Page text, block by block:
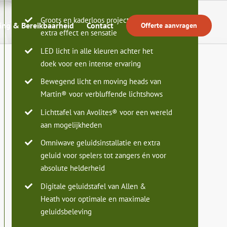
& Bereikbaarheid Contact Offerte aanvragen
Groots en kaderloos projectiedoek voor
extra effect en sensatie
LED licht in alle kleuren achter het
doek voor een intense ervaring
Bewegend licht en moving heads van
Martin® voor verbluffende lichtshows
Lichttafel van Avolites® voor een wereld
aan mogelijkheden
Omniwave geluidsinstallatie en extra
geluid voor spelers tot zangers én voor
absolute helderheid
Digitale geluidstafel van Allen &
Heath voor optimale en maximale
geluidsbeleving